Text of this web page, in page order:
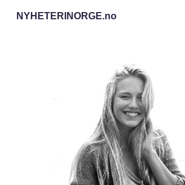
NYHETERINORGE.no